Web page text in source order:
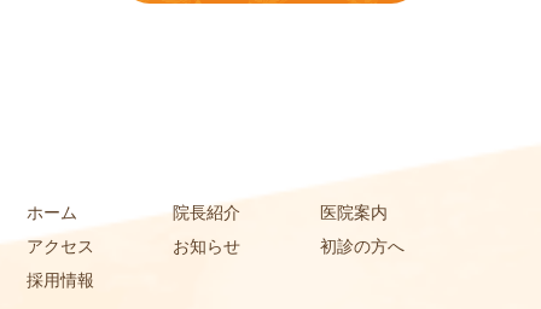
ホーム 院長紹介
医院案内
アクセス
お知らせ
初診の方へ
採用情報